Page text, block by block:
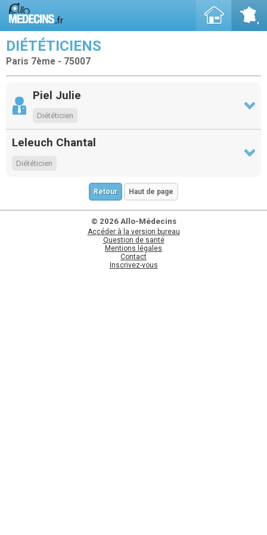
DIÉTÉTICIENS
Paris 7ème - 75007
Piel Julie
Diététicien
Leleuch Chantal
Diététicien
Retour Haut de page
© 2026 Allo-Médecins
Accéder à la version bureau
Question de santé
Mentions légales
Contact
Inscrivez-vous